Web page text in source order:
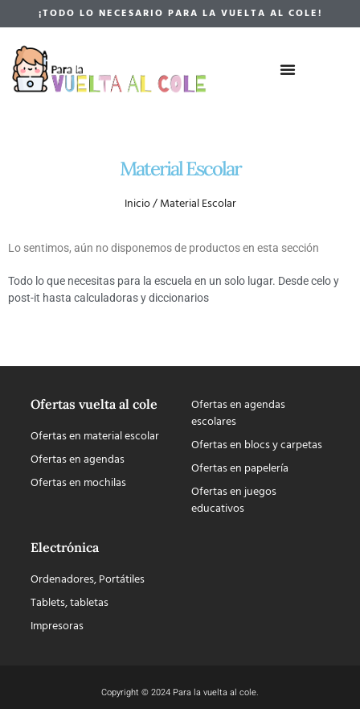
¡TODO LO NECESARIO PARA LA VUELTA AL COLE!
Material Escolar
Inicio/ Material Escolar
Lo sentimos, aún no disponemos de productos en esta sección
Todo lo que necesitas para la escuela en un solo lugar. Desde celo y
post-it hasta calculadoras y diccionarios
Ofertas vuelta al cole
Ofertas en material escolar
Ofertas en agendas
Ofertas en mochilas
Ofertas en agendas
escolares
Ofertas en blocs y carpetas
Ofertas en papelería
Ofertas en juegos
educativos
Electrónica
Ordenadores, Portátiles
Tablets, tabletas
Impresoras
Copyright © 2024 Para la vuelta al cole.